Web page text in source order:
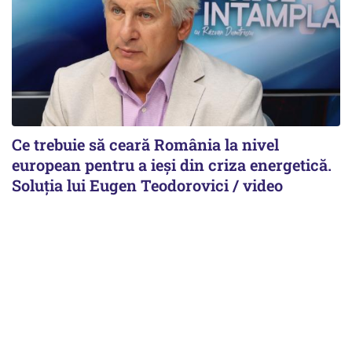
Ce trebuie să ceară România la nivel
european pentru a ieși din criza energetică.
Soluția lui Eugen Teodorovici / video